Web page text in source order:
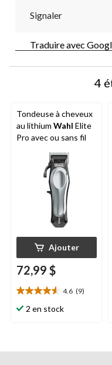
Signaler
Traduire avec
4
Tondeuse à cheveux
au lithium Wahl Elite
Pro avec ou sans fil
Ajouter
72,99 $
4.6 (9)
4.6
étoile(s)
évaluations
2 en stock